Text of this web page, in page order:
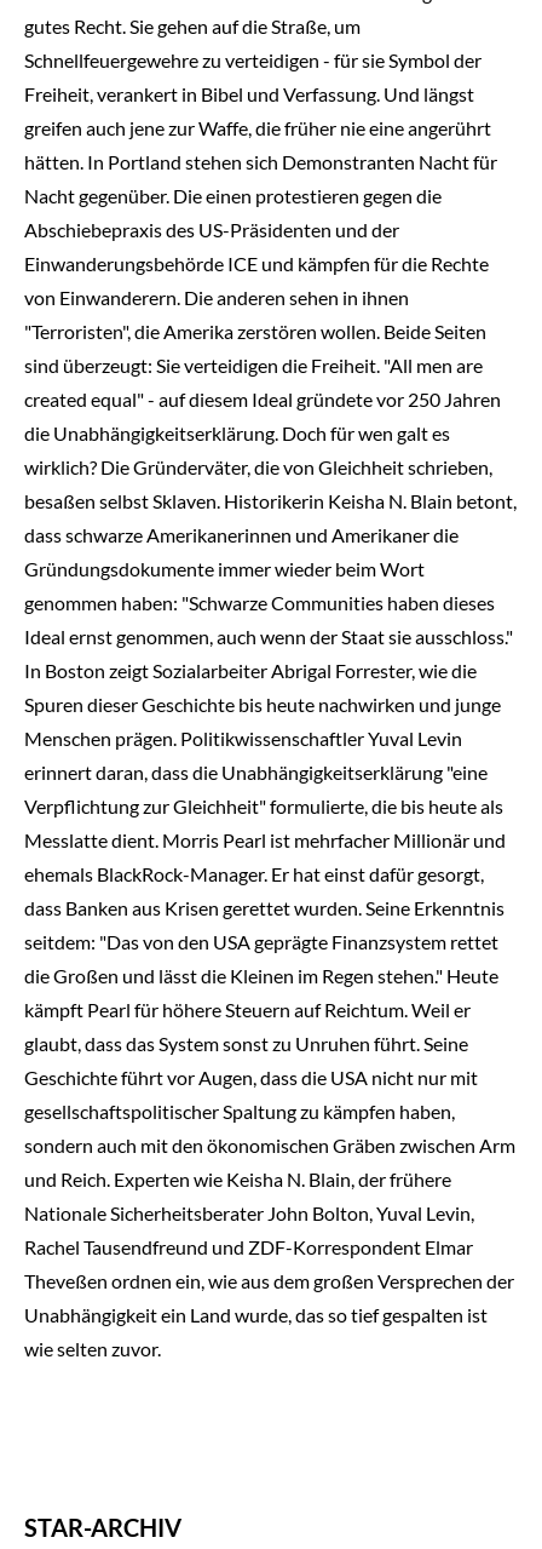
gutes Recht. Sie gehen auf die Straße, um
Schnellfeuergewehre zu verteidigen - für sie Symbol der
Freiheit, verankert in Bibel und Verfassung. Und längst
greifen auch jene zur Waffe, die früher nie eine angerührt
hätten. In Portland stehen sich Demonstranten Nacht für
Nacht gegenüber. Die einen protestieren gegen die
Abschiebepraxis des US-Präsidenten und der
Einwanderungsbehörde ICE und kämpfen für die Rechte
von Einwanderern. Die anderen sehen in ihnen
"Terroristen", die Amerika zerstören wollen. Beide Seiten
sind überzeugt: Sie verteidigen die Freiheit. "All men are
created equal" - auf diesem Ideal gründete vor 250 Jahren
die Unabhängigkeitserklärung. Doch für wen galt es
wirklich? Die Gründerväter, die von Gleichheit schrieben,
besaßen selbst Sklaven. Historikerin Keisha N. Blain betont,
dass schwarze Amerikanerinnen und Amerikaner die
Gründungsdokumente immer wieder beim Wort
genommen haben: "Schwarze Communities haben dieses
Ideal ernst genommen, auch wenn der Staat sie ausschloss."
In Boston zeigt Sozialarbeiter Abrigal Forrester, wie die
Spuren dieser Geschichte bis heute nachwirken und junge
Menschen prägen. Politikwissenschaftler Yuval Levin
erinnert daran, dass die Unabhängigkeitserklärung "eine
Verpflichtung zur Gleichheit" formulierte, die bis heute als
Messlatte dient. Morris Pearl ist mehrfacher Millionär und
ehemals BlackRock-Manager. Er hat einst dafür gesorgt,
dass Banken aus Krisen gerettet wurden. Seine Erkenntnis
seitdem: "Das von den USA geprägte Finanzsystem rettet
die Großen und lässt die Kleinen im Regen stehen." Heute
kämpft Pearl für höhere Steuern auf Reichtum. Weil er
glaubt, dass das System sonst zu Unruhen führt. Seine
Geschichte führt vor Augen, dass die USA nicht nur mit
gesellschaftspolitischer Spaltung zu kämpfen haben,
sondern auch mit den ökonomischen Gräben zwischen Arm
und Reich. Experten wie Keisha N. Blain, der frühere
Nationale Sicherheitsberater John Bolton, Yuval Levin,
Rachel Tausendfreund und ZDF-Korrespondent Elmar
Theveßen ordnen ein, wie aus dem großen Versprechen der
Unabhängigkeit ein Land wurde, das so tief gespalten ist
wie selten zuvor.
STAR-ARCHIV